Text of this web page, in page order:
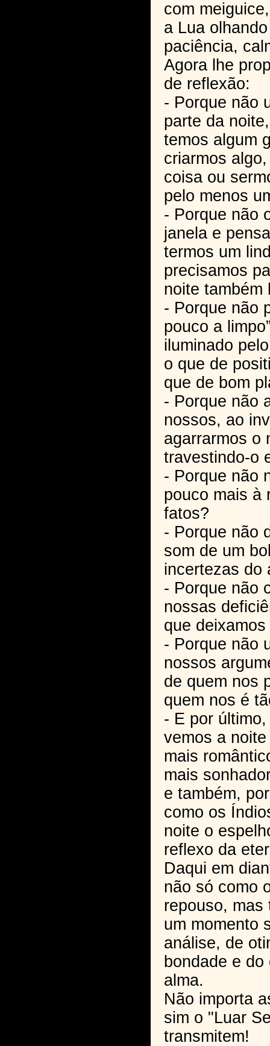
com
a Lua
paciência,
Agora lhe
de reflexão:
- Porque não
parte da
temos algum
criarmos
coisa ou
pelo menos
- Porque não
janela e
termos um
precisamos
noite também
- Porque não
pouco a
iluminado
o que de
que de bom
- Porque não
nossos, ao
agarrarmos o
travestindo-o
- Porque não
pouco mais à
fatos?
- Porque não
som de um
incertezas do
- Porque não
nossas
que
- Porque não
nossos
de quem nos
quem nos é
- E por
vemos a
mais
mais
e também,
como os
noite o
reflexo da
Daqui em
não só como
repouso, mas
um momento
análise, de
bondade e
alma.
Não importa
sim o "Luar
transmitem!